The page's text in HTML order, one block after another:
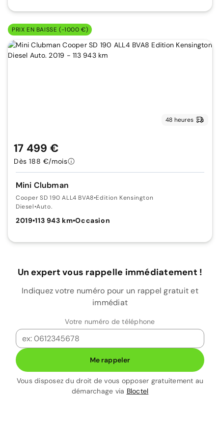
PRIX EN BAISSE (-1000 €)
48 heures
Mini Clubman
Cooper SD 190 ALL4 BVA8•Edition Kensington
Diesel•Auto.
2019•113 943 km•Occasion
17 499 €
Dès 188 €/mois
Un expert vous rappelle immédiatement !
Indiquez votre numéro pour un rappel gratuit et
immédiat
Votre numéro de téléphone
Me rappeler
Vous disposez du droit de vous opposer gratuitement au
démarchage via Bloctel